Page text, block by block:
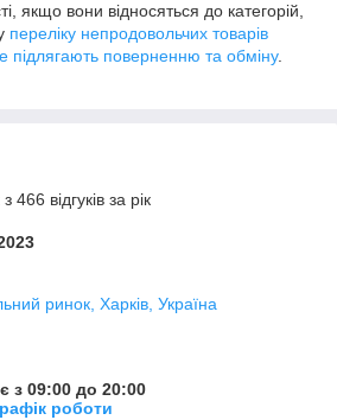
якщо вони відносяться до категорій,
переліку непродовольчих товарів
підлягають поверненню та обміну.
466 відгуків за рік
ринок, Харків, Україна
з 09:00 до 20:00
роботи